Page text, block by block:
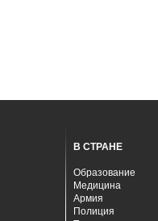
В СТРАНЕ
Образование
Медицина
Армия
Полиция